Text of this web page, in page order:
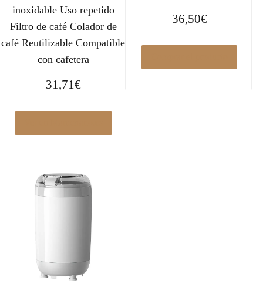
inoxidable Uso repetido
Filtro de café Colador de
café Reutilizable Compatible
con cafetera
31,71€
36,50€